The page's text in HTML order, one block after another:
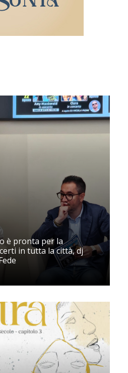
è pronta per la
in tutta la città, dj